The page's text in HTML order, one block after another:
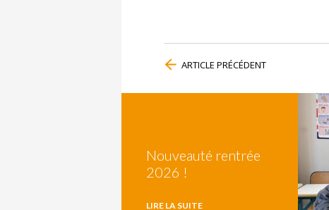
ARTICLE PRÉCÉDENT
Nouveauté rentrée
2026 !
LIRE LA SUITE